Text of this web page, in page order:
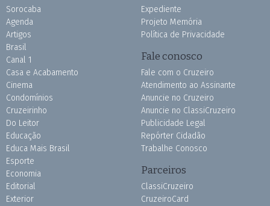
Sorocaba
Agenda
Artigos
Brasil
Canal 1
Casa e Acabamento
Cinema
Condomínios
Cruzeirinho
Do Leitor
Educação
Educa Mais Brasil
Esporte
Economia
Editorial
Exterior
Expediente
Projeto Memória
Política de Privacidade
Fale conosco
Fale com o Cruzeiro
Atendimento ao Assinante
Anuncie no Cruzeiro
Anuncie no ClassiCruzeiro
Publicidade Legal
Repórter Cidadão
Trabalhe Conosco
Parceiros
ClassiCruzeiro
CruzeiroCard